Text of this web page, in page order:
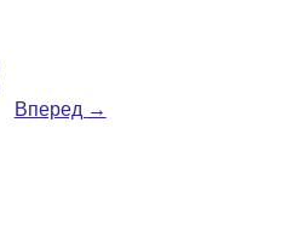
Вперед →